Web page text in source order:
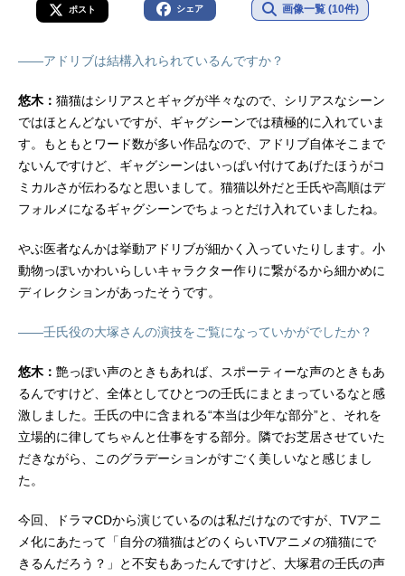
ポスト シェア 画像一覧 (10件)
――アドリブは結構入れられているんですか？
悠木： 猫猫はシリアスとギャグが半々なので、シリアスなシーン
ではほとんどないですが、ギャグシーンでは積極的に入れていま
す。もともとワード数が多い作品なので、アドリブ自体そこまで
ないんですけど、ギャグシーンはいっぱい付けてあげたほうがコ
ミカルさが伝わるなと思いまして。猫猫以外だと壬氏や高順はデ
フォルメになるギャグシーンでちょっとだけ入れていましたね。
やぶ医者なんかは挙動アドリブが細かく入っていたりします。小
動物っぽいかわいらしいキャラクター作りに繋がるから細かめに
ディレクションがあったそうです。
――壬氏役の大塚さんの演技をご覧になっていかがでしたか？
悠木： 艶っぽい声のときもあれば、スポーティーな声のときもあ
るんですけど、全体としてひとつの壬氏にまとまっているなと感
激しました。壬氏の中に含まれる“本当は少年な部分”と、それを
立場的に律してちゃんと仕事をする部分。隣でお芝居させていた
だきながら、このグラデーションがすごく美しいなと感じまし
た。
今回、ドラマCDから演じているのは私だけなのですが、TVアニ
メ化にあたって「自分の猫猫はどのくらいTVアニメの猫猫にで
きるんだろう？」と不安もあったんですけど、大塚君の壬氏の声